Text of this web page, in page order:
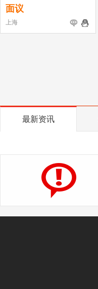
面议
上海
最新资讯